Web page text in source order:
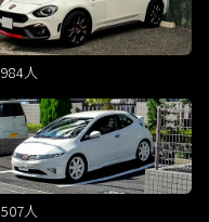
984人
507人